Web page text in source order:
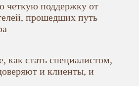
четкую поддержку от
прошедших путь
как стать специалистом,
и клиенты, и